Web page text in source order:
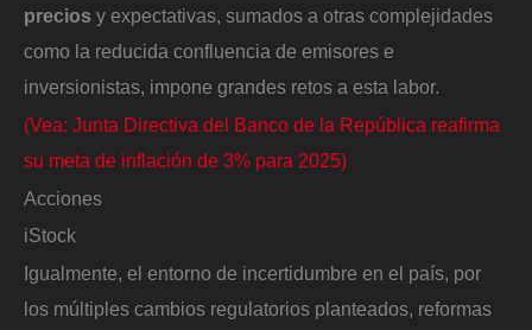
precios y expectativas, sumados a otras complejidades
como la reducida confluencia de emisores e
inversionistas, impone grandes retos a esta labor.
(Vea: Junta Directiva del Banco de la República reafirma
su meta de inflación de 3% para 2025)
Acciones
iStock
Igualmente, el entorno de incertidumbre en el país, por
los múltiples cambios regulatorios planteados, reformas